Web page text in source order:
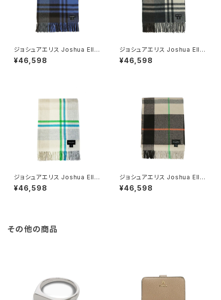
ジョシュアエリス Joshua Ellis
レディース マフラー SAPPHIRE
ストール カシミヤ CPG51782
¥46,598
ジョシュアエリス Joshua Ellis
レディース マフラー CHARCO
AL ストール カシミヤ CPG517
¥46,598
ジョシュアエリス Joshua Ellis
レディース マフラー SAND スト
ール カシミヤ CPG51788
¥46,598
ジョシュアエリス Joshua Ellis
レディース マフラー VANILLA
ストール カシミヤ CPG51799
¥46,598
その他の商品